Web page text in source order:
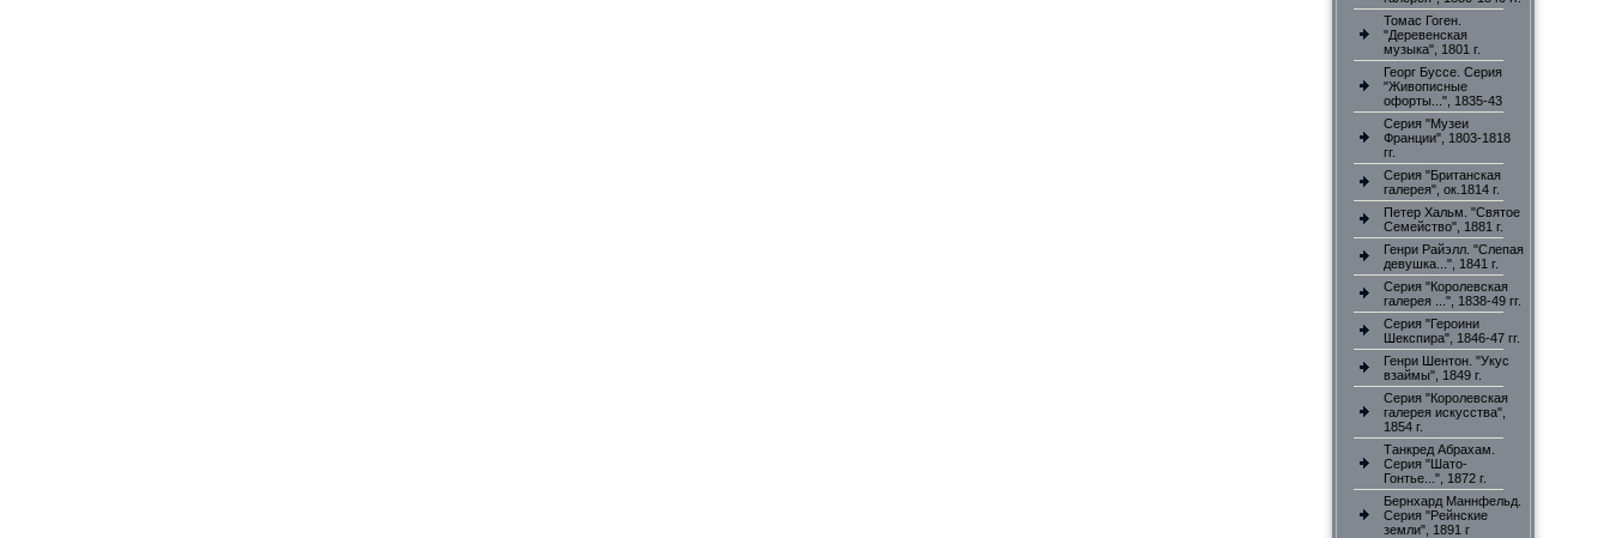
Томас Гоген.
"Деревенская
музыка", 1801 г.
Георг Буссе. Серия
"Живописные
офорты...", 1835-43
Серия "Музеи
Франции", 1803-1818
гг.
Серия "Британская
галерея", ок.1814 г.
Петер Хальм. "Святое
Семейство", 1881 г.
Генри Райэлл. "Слепая
девушка...", 1841 г.
Серия "Королевская
галерея ...", 1838-49 гг.
Серия "Героини
Шекспира", 1846-47 гг.
Генри Шентон. "Укус
взаймы", 1849 г.
Серия "Королевская
галерея искусства",
1854 г.
Танкред Абрахам.
Серия "Шато-
Гонтье...", 1872 г.
Бернхард Маннфельд.
Серия "Рейнские
земли", 1891 г